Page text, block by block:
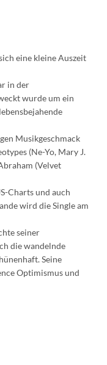
eine kleine Auszeit
in der
wurde um ein
Musikgeschmack
(Ne-Yo, Mary J.
(Velvet
Charts und auch
wird die Single am
seiner
die wandelnde
Seine
Optimismus und